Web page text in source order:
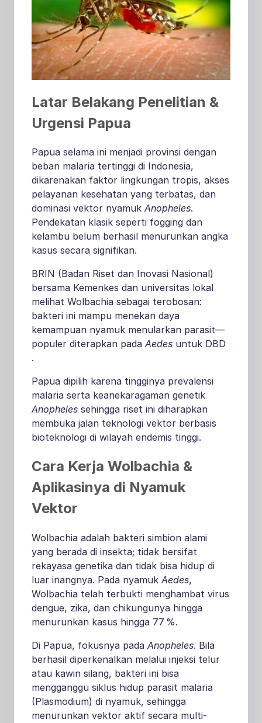
Latar Belakang Penelitian &
Urgensi Papua
Papua selama ini menjadi provinsi dengan
beban malaria tertinggi di Indonesia,
dikarenakan faktor lingkungan tropis, akses
pelayanan kesehatan yang terbatas, dan
dominasi vektor nyamuk Anopheles.
Pendekatan klasik seperti fogging dan
kelambu belum berhasil menurunkan angka
kasus secara signifikan.
BRIN (Badan Riset dan Inovasi Nasional)
bersama Kemenkes dan universitas lokal
melihat Wolbachia sebagai terobosan:
bakteri ini mampu menekan daya
kemampuan nyamuk menularkan parasit—
populer diterapkan pada Aedes untuk DBD
.
Papua dipilih karena tingginya prevalensi
malaria serta keanekaragaman genetik
Anopheles sehingga riset ini diharapkan
membuka jalan teknologi vektor berbasis
bioteknologi di wilayah endemis tinggi.
Cara Kerja Wolbachia &
Aplikasinya di Nyamuk
Vektor
Wolbachia adalah bakteri simbion alami
yang berada di insekta; tidak bersifat
rekayasa genetika dan tidak bisa hidup di
luar inangnya. Pada nyamuk Aedes,
Wolbachia telah terbukti menghambat virus
dengue, zika, dan chikungunya hingga
menurunkan kasus hingga 77 %.
Di Papua, fokusnya pada Anopheles. Bila
berhasil diperkenalkan melalui injeksi telur
atau kawin silang, bakteri ini bisa
mengganggu siklus hidup parasit malaria
(Plasmodium) di nyamuk, sehingga
menurunkan vektor aktif secara multi-